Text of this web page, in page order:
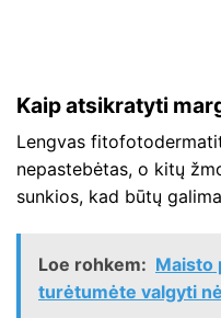
Kaip atsikratyti
Lengvas
nepastebėtas, o kitų
sunkios, kad būtų
Loe rohkem: Maisto
turėtumėte valgyti